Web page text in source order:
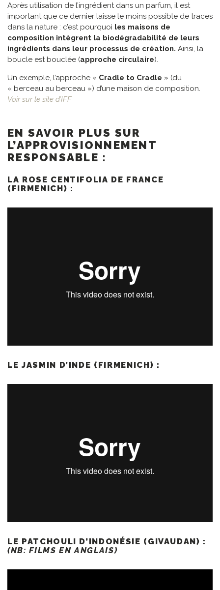
Après utilisation de l’ingrédient dans un parfum, il est
important que ce dernier laisse le moins possible de traces
dans la nature : c’est pourquoi les maisons de
composition intègrent la biodégradabilité de leurs
ingrédients dans leur processus de création. Ainsi, la
boucle est bouclée (approche circulaire).
Un exemple, l’approche « Cradle to Cradle » (du
« berceau au berceau ») d’une maison de composition.
Voir sur le site d’IFF
EN SAVOIR PLUS SUR
L’APPROVISIONNEMENT
RESPONSABLE :
LA ROSE CENTIFOLIA DE FRANCE
(FIRMENICH) :
LE JASMIN D’INDE (FIRMENICH) :
LE PATCHOULI D’INDONÉSIE (GIVAUDAN) :
(NB: FILMS EN ANGLAIS)